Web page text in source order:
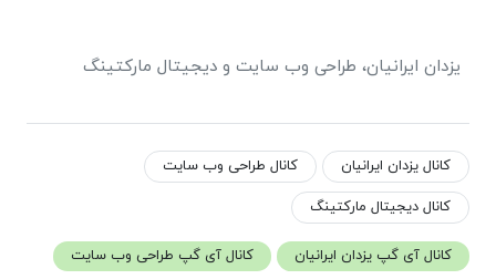
یزدان ایرانیان، طراحی وب سایت و دیجیتال مارکتینگ
کانال یزدان ایرانیان کانال طراحی وب سایت
کانال دیجیتال مارکتینگ
کانال آی گپ یزدان ایرانیان
کانال آی گپ طراحی وب سایت